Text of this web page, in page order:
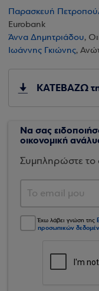
Παρασκευή
Eurobank
Άννα Δημητριάδου,
Ιωάννης Γκιώνης,
ΚΑΤΕΒΑΖΩ
Να σας
οικονομική
Συμπληρώστε το
Έχω λάβει γνώση της
προσωπικών